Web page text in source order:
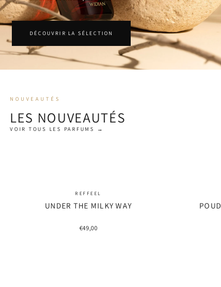
DÉCOUVRIR LA SÉLECTION
NOUVEAUTÉS
LES NOUVEAUTÉS
VOIR TOUS LES PARFUMS →
REFFEEL
UNDER THE MILKY WAY
€49,00